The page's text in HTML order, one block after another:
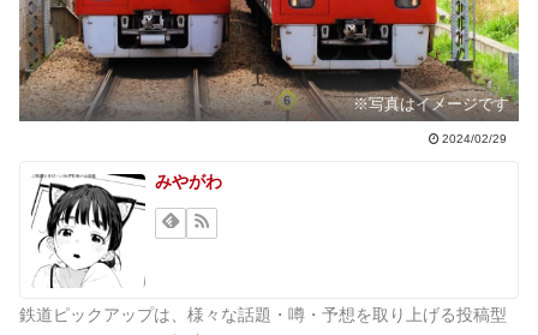
※写真はイメージです
2024/02/29
みやがわ
鉄道ピックアップは、様々な話題・噂・予想を取り上げる投稿型